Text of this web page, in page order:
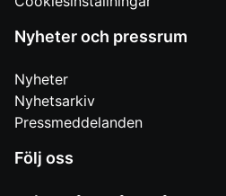
Nyheter och pressrum
Nyheter
Nyhetsarkiv
Pressmeddelanden
Följ oss